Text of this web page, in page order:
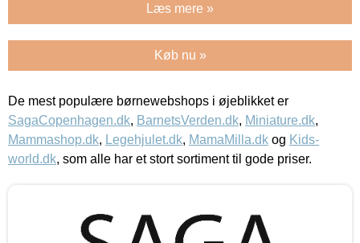
Læs mere »
Køb nu »
De mest populære børnewebshops i øjeblikket er
SagaCopenhagen.dk, BarnetsVerden.dk, Miniature.dk,
Mammashop.dk, Legehjulet.dk, MamaMilla.dk og Kids-
world.dk, som alle har et stort sortiment til gode priser.